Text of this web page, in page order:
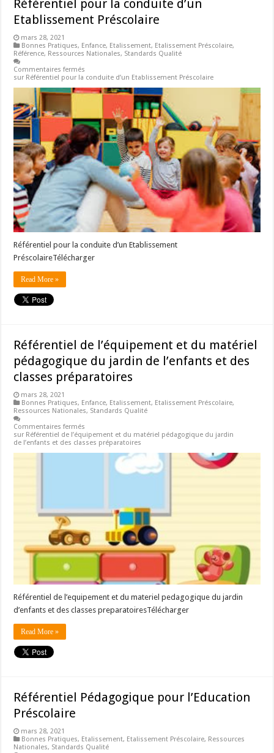
Référentiel pour la conduite d’un
Etablissement Préscolaire
mars 28, 2021
Bonnes Pratiques, Enfance, Etalissement, Etalissement Préscolaire,
Référence, Ressources Nationales, Standards Qualité
Commentaires fermés
sur Référentiel pour la conduite d’un Etablissement Préscolaire
Référentiel pour la conduite d’un Etablissement
PréscolaireTélécharger
Read More »
Référentiel de l’équipement et du matériel
pédagogique du jardin de l’enfants et des
classes préparatoires
mars 28, 2021
Bonnes Pratiques, Enfance, Etalissement, Etalissement Préscolaire,
Ressources Nationales, Standards Qualité
Commentaires fermés
sur Référentiel de l’équipement et du matériel pédagogique du jardin
de l’enfants et des classes préparatoires
Référentiel de l’equipement et du materiel pedagogique du jardin
d’enfants et des classes preparatoiresTélécharger
Read More »
Référentiel Pédagogique pour l’Education
Préscolaire
mars 28, 2021
Bonnes Pratiques, Etalissement, Etalissement Préscolaire, Ressources
Nationales, Standards Qualité